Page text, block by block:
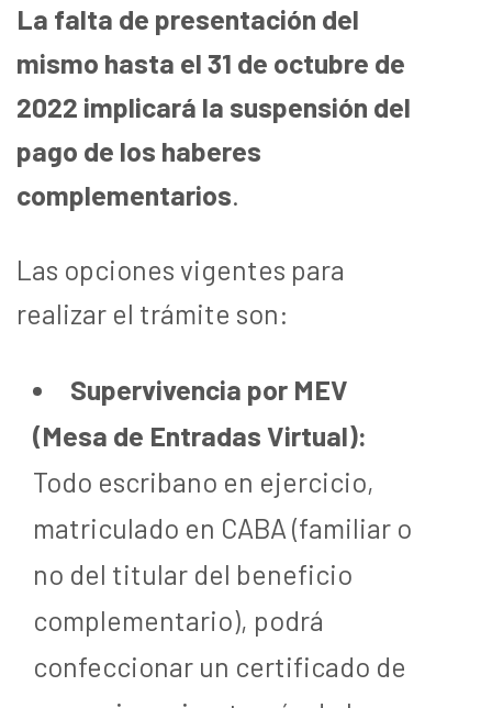
La falta de presentación del
mismo hasta el 31 de octubre de
2022 implicará la suspensión del
pago de los haberes
complementarios.
Las opciones vigentes para
realizar el trámite son:
Supervivencia por MEV
(Mesa de Entradas Virtual):
Todo escribano en ejercicio,
matriculado en CABA (familiar o
no del titular del beneficio
complementario), podrá
confeccionar un certificado de